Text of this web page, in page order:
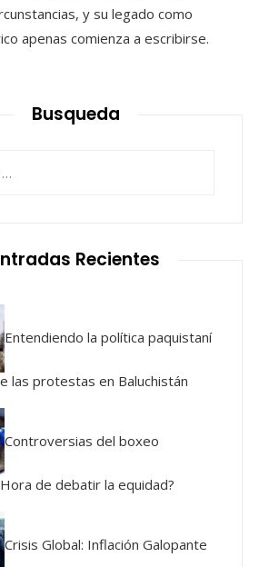
y su legado como
apenas comienza a escribirse.
Busqueda
Recientes
Entendiendo la política paquistaní
las protestas en Baluchistán
Controversias del boxeo
de debatir la equidad?
Crisis Global: Inflación Galopante